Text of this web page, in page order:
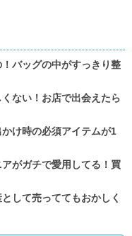
バッグの中がすっきり整
ない！お店で出会えたら
け時の必須アイテムが1
がガチで愛用してる！買
して売っててもおかしく